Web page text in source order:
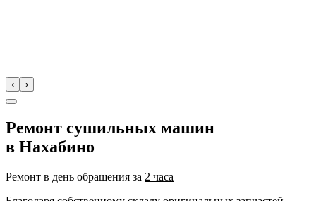
‹ ›
Ремонт сушильных машин
в Нахабино
Ремонт в день обращения за 2 часа